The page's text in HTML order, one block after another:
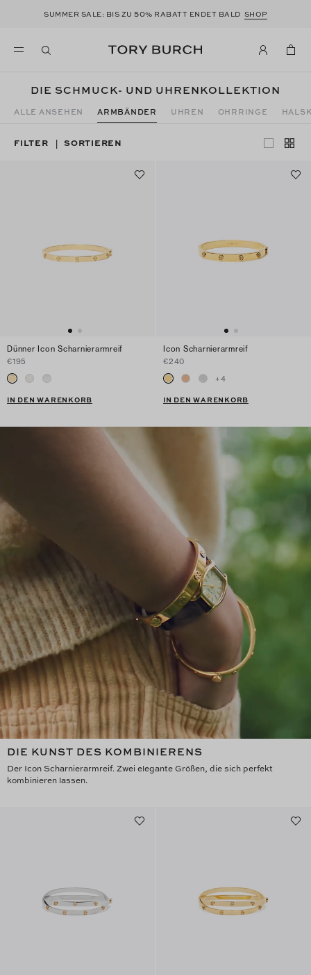
SUMMER SALE: BIS ZU50% RABATT ENDET BALD SHOP
DIE SCHMUCK- UND UHRENKOLLEKTION
ALLE ANSEHEN ARMBÄNDER UHREN OHRRINGE
FILTER | SORTIEREN
Dünner Icon Scharnierarmreif
€195
IN DEN WARENKORB
Icon Scharnierarmreif
€240
+4
IN DEN WARENKORB
DIE KUNST DES KOMBINIERENS
Der Icon Scharnierarmreif. Zwei elegante Größen, die sich perfekt
kombinieren lassen.